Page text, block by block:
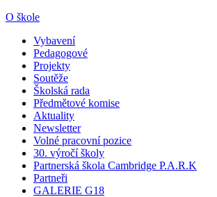
O škole
Vybavení
Pedagogové
Projekty
Soutěže
Školská rada
Předmětové komise
Aktuality
Newsletter
Volné pracovní pozice
30. výročí školy
Partnerská škola Cambridge P.A.R.K
Partneři
GALERIE G18